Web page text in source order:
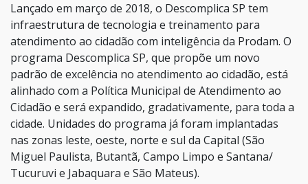
Lançado em março de 2018, o Descomplica SP tem
infraestrutura de tecnologia e treinamento para
atendimento ao cidadão com inteligência da Prodam. O
programa Descomplica SP, que propõe um novo
padrão de excelência no atendimento ao cidadão, está
alinhado com a Política Municipal de Atendimento ao
Cidadão e será expandido, gradativamente, para toda a
cidade. Unidades do programa já foram implantadas
nas zonas leste, oeste, norte e sul da Capital (São
Miguel Paulista, Butantã, Campo Limpo e Santana/
Tucuruvi e Jabaquara e São Mateus).